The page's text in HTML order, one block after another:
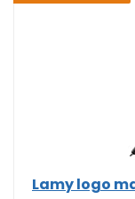
Lamy logo